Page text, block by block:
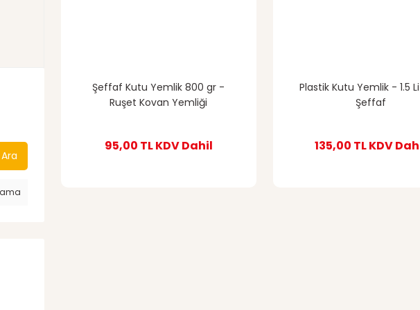
Ara
Şeffaf Kutu Yemlik 800 gr -
Ruşet Kovan Yemliği
95,00 TLKDV Dahil
Plastik Kutu Yemlik - 1.5
Şeffaf
135,00 TLKDV